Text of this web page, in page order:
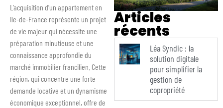
L’acquisition d’un appartement en
Ile-de-France représente un projet
de vie majeur qui nécessite une
préparation minutieuse et une
connaissance approfondie du
marché immobilier francilien. Cette
région, qui concentre une forte
demande locative et un dynamisme
économique exceptionnel, offre de
Articles
récents
Léa Syndic : la
solution digitale
pour simplifier la
gestion de
copropriété